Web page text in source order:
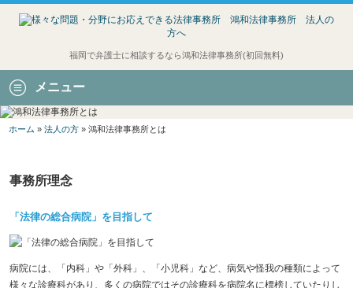
福岡で弁護士に相談するなら鴻和法律事務所(初回無料)
メニュー
ホーム » 法人の方 » 鴻和法律事務所とは
事務所理念
「法律の総合病院」を目指して
病院には、「内科」や「外科」、「小児科」など、病気や怪我の種類によって
様々な診療科があり、多くの病院ではその診療科を病院名に標榜していたりし